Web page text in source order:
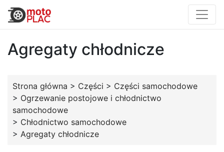
Agregaty chłodnicze
Strona główna > Części > Części samochodowe
> Ogrzewanie postojowe i chłodnictwo
samochodowe
> Chłodnictwo samochodowe
> Agregaty chłodnicze